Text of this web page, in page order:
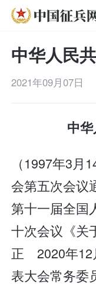
中华人民
2021年09月07日
中
（1997年3
会第五次会
第十一届全国
十次会议《关
正 2020年12
表大会常务委